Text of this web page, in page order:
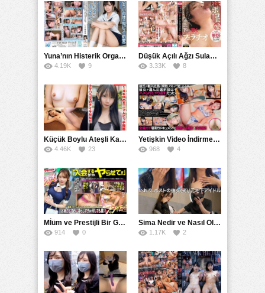
Yuna’nın Histerik Orgazmı: Genç Kızın Savage Hareketlerle Ulaştığı Şiddetli Coşkuları
4.19K 9
Düşük Açılı Ağzı Sulama Teknikleri ve AGMX İlişkisi
3.33K 8
Küçük Boylu Ateşli Karakter: Nandinin Hassas Uçuklu Memeleri ve Sahneleri
4.46K 23
Yetişkin Video İndirme Siteleri Grubu: Şefkatli Patron ve Sekreterin Aşk Hikayesi: Prestijli Bir Son
968 4
Mİüm ve Prestijli Bir Gecenin Sırları: Gizemli Bir Kadın ve Mükemmel Bir Macera
914 0
Sima Nedir ve Nasıl Oluşur
1.17K 2